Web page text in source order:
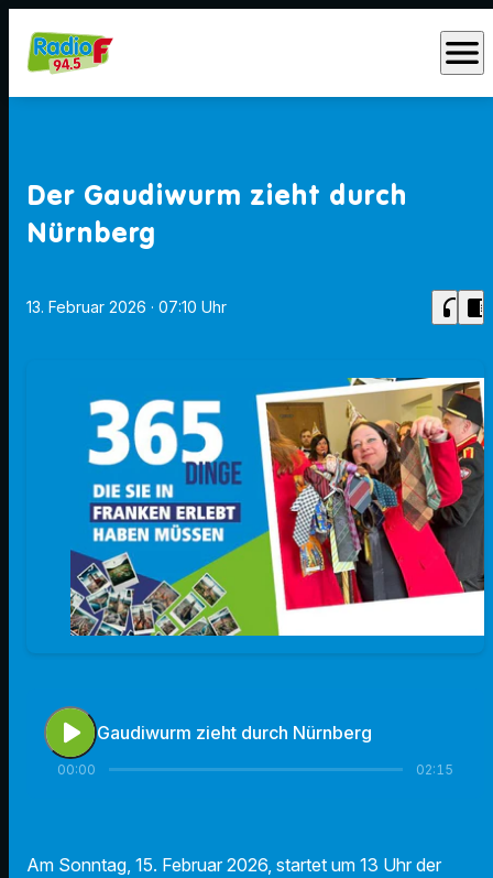
menu
Der Gaudiwurm zieht durch
Nürnberg
13. Februar 2026 · 07:10 Uhr headphones chrome_reader_mode
play_arrow Gaudiwurm zieht durch Nürnberg
00:00 02:15
Am Sonntag, 15. Februar 2026, startet um 13 Uhr der